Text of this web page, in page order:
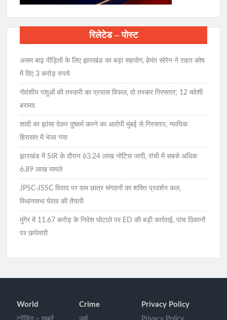
रिलेटेड – पोस्ट
असम बाढ़ पीड़ितों के लिए झारखंड का बड़ा सहयोग, हेमंत सोरेन ने राहत कोष
में दिए 3 करोड़ रुपये
गोवंशीय पशुओं की तस्करी का प्रयास विफल, दो तस्कर गिरफ्तार; 12 मवेशी
बरामद
शादी का झांसा देकर दुष्कर्म करने का आरोपी मुंबई से गिरफ्तार, न्यायिक
हिरासत में भेजा गया
झारखंड में SIR के दौरान 63.24 लाख नोटिस जारी, रांची में सबसे अधिक
6.89 लाख मामले
JPSC-JSSC विवाद पर वाम छात्र संगठनों का शक्ति प्रदर्शन कल,
विधानसभा घेराव की तैयारी
मुंगेर में 11.67 करोड़ के निवेश घोटाले पर ED की बड़ी कार्रवाई, पांच ठिकानों
पर छापेमारी
World Crime Privacy Policy